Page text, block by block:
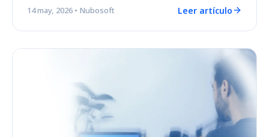
14 may, 2026 • Nubosoft Leer artículo